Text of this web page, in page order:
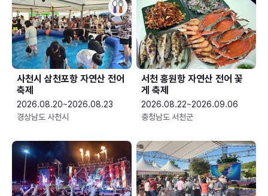
사천시 삼천포항 자연산 전어
축제
2026.08.20~2026.08.23
경상남도 사천시
서천 홍원항 자연산 전어 꽃
게 축제
2026.08.22~2026.09.06
충청남도 서천군